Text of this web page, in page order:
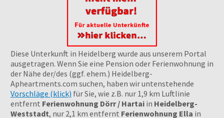
Diese Unterkunft in Heidelberg wurde aus unserem Portal
ausgetragen. Wenn Sie eine Pension oder Ferienwohnung in
der Nähe der/des (ggf. ehem.) Heidelberg-
Apheartments.com suchen, haben wir untenstehende
Vorschläge (klick) für Sie, wie z.B. nur 1,9 km Luftlinie
entfernt Ferienwohnung Dörr / Hartai in Heidelberg-
Weststadt, nur 2,1 km entfernt Ferienwohnung Ella in